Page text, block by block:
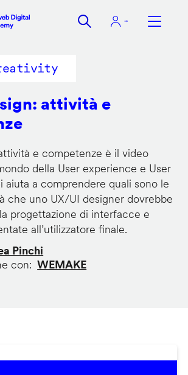
attività e
e competenze è il video
della User experience e User
a comprendere quali sono le
che uno UX/UI designer dovrebbe
progettazione di interfacce e
all’utilizzatore finale.
Pinchi
con
WEMAKE